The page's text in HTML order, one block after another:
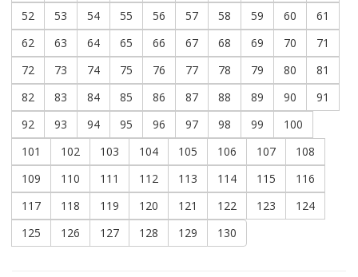
52
53 54 55 56 57 58 59 60
61
62
63 64 65 66 67 68 69 70
71
72
73 74 75 76 77 78 79 80
81
82
83 84 85 86 87 88 89 90
91
92
93 94 95 96 97 98 99
100
101
102 103 104 105 106 107
108
109
110 111 112 113 114 115
116
117
118 119 120 121 122 123
124
125
126 127 128 129 130